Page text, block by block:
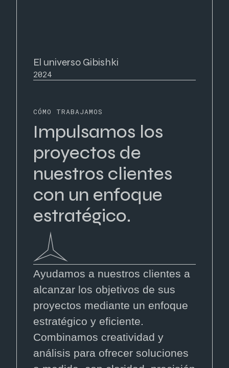
El universo Gibishki
2024
CÓMO TRABAJAMOS
Impulsamos los
proyectos de
nuestros clientes
con un enfoque
estratégico.
Ayudamos a nuestros clientes a
alcanzar los objetivos de sus
proyectos mediante un enfoque
estratégico y eficiente.
Combinamos creatividad y
análisis para ofrecer soluciones